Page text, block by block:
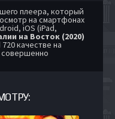
плеера, который
на смартфонах
iOS (iPad,
на Восток (2020)
качестве на